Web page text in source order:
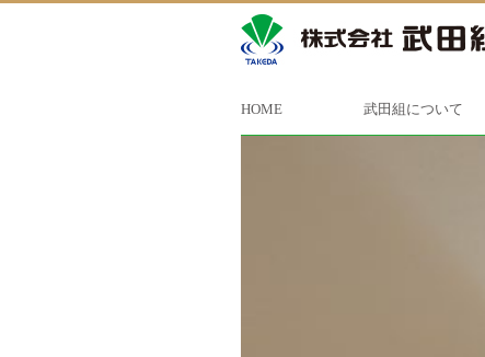
HOME 武田組について